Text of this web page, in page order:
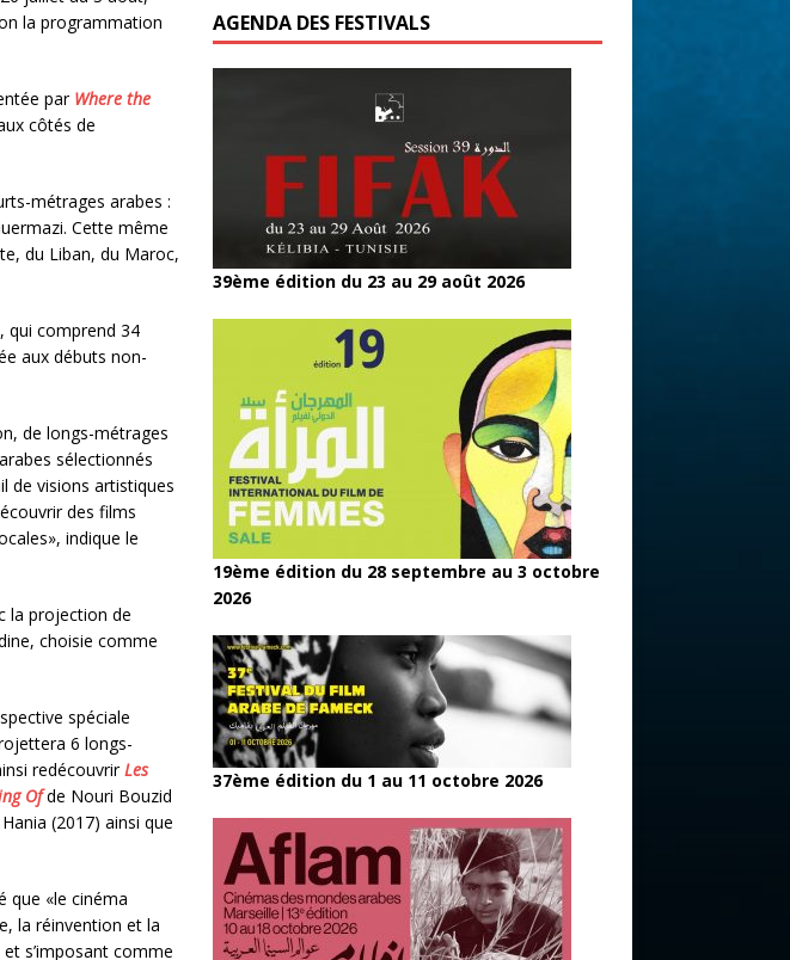
la programmation
par Where the
côtés de
métrages arabes :
Cette même
du Liban, du Maroc,
qui comprend 34
aux débuts non-
de longs-métrages
sélectionnés
de visions artistiques
des films
indique le
la projection de
choisie comme
spéciale
6 longs-
redécouvrirLes
Of de Nouri Bouzid
(2017) ainsi que
que «le cinéma
la réinvention et la
s’imposant comme
AGENDA DES FESTIVALS
39ème édition du 23 au 29 août 2026
19ème édition du 28 septembre au 3 octobre
2026
37ème édition du 1 au 11 octobre 2026